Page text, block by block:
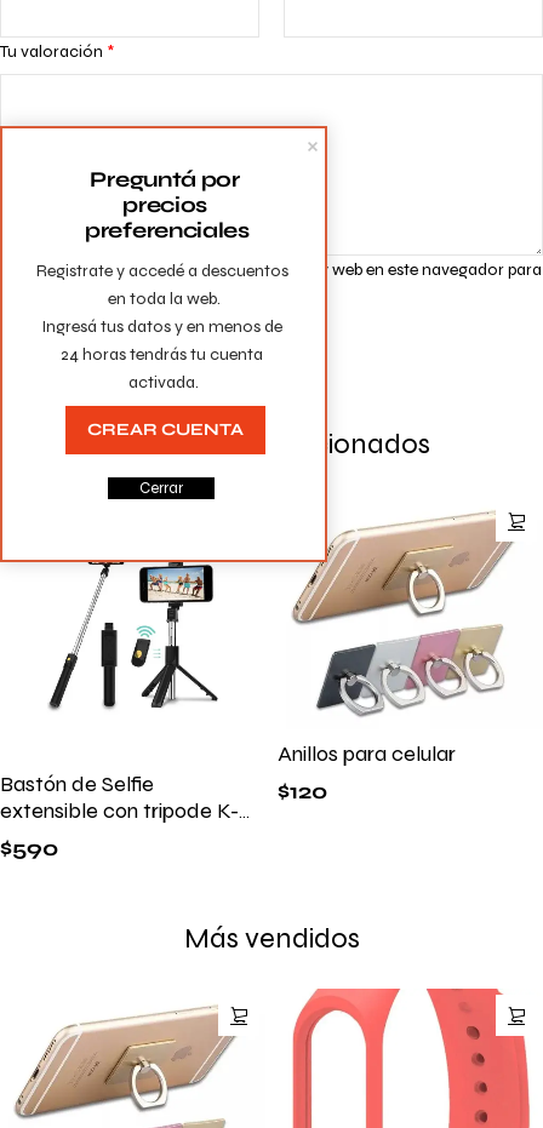
Tu valoración *
Guarda mi nombre, correo electrónico y web en este navegador para
la próxima vez que comente.
Productos Relacionados
Bastón de Selfie
extensible con tripode K-
07
$590
Anillos para celular
$120
Más vendidos
Registrate y accedé a descuentos
en toda la web.
Ingresá tus datos y en menos de
24 horas tendrás tu cuenta
activada.
Preguntá por
precios
preferenciales
CREAR CUENTA
Cerrar